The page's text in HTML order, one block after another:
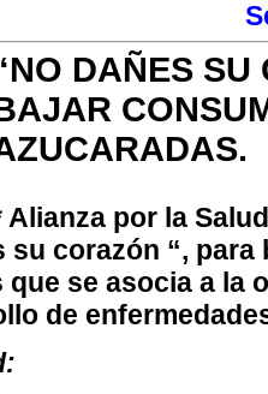
DAÑES SU
Alianza por la
su corazón “,
se asocia a la
de